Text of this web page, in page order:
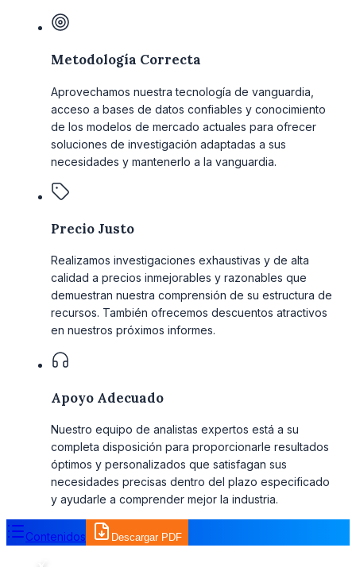
Metodología Correcta
Aprovechamos nuestra tecnología de vanguardia,
acceso a bases de datos confiables y conocimiento
de los modelos de mercado actuales para ofrecer
soluciones de investigación adaptadas a sus
necesidades y mantenerlo a la vanguardia.
Precio Justo
Realizamos investigaciones exhaustivas y de alta
calidad a precios inmejorables y razonables que
demuestran nuestra comprensión de su estructura de
recursos. También ofrecemos descuentos atractivos
en nuestros próximos informes.
Apoyo Adecuado
Nuestro equipo de analistas expertos está a su
completa disposición para proporcionarle resultados
óptimos y personalizados que satisfagan sus
necesidades precisas dentro del plazo especificado
y ayudarle a comprender mejor la industria.
Contenidos Descargar PDF